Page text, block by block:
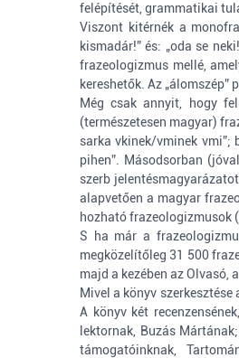
felépítését, grammatikai
Viszont kitérnék a
kismadár!” és: „oda se
frazeologizmus mellé,
kereshetők. Az „álomszép”
Még csak annyit, hogy
(természetesen magyar)
sarka vkinek/vminek vmi”;
pihen”. Másodsorban
szerb
alapvetően a magyar
hozható frazeologizmusok
S ha már a
megközelítőleg 31 500
majd a kezében az
Mivel a könyv
A könyv két
lektornak, Buzás
támogatóinknak,